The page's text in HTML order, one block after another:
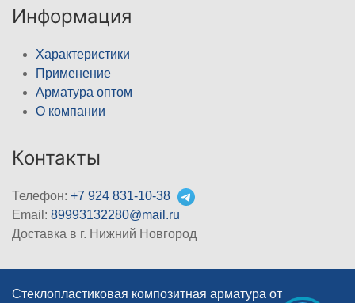
Информация
Характеристики
Применение
Арматура оптом
О компании
Контакты
Телефон: +7 924 831-10-38
Email: 89993132280@mail.ru
Доставка в г. Нижний Новгород
Стеклопластиковая композитная арматура от